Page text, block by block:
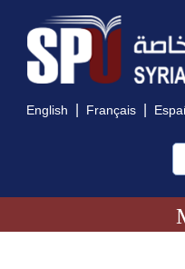
English | Français |